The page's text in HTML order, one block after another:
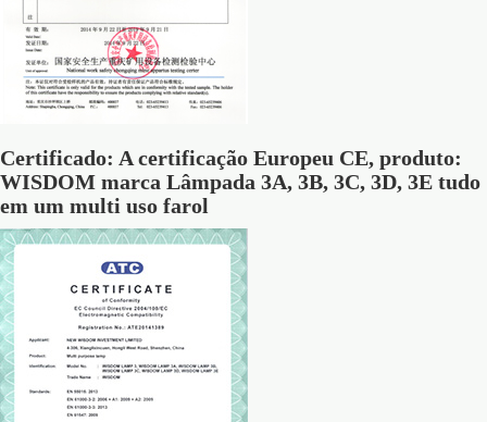
Certificado: A certificação Europeu CE, produto:
WISDOM marca Lâmpada 3A, 3B, 3C, 3D, 3E tudo
em um multi uso farol